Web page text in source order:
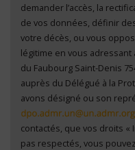
demander l’accès, la
de vos données, définir
votre décès, ou vous
légitime en vous adressant
du Faubourg Saint-Denis
auprès du Délégué à la
avons désigné ou son
contactés, que vos droits
pas respectés, vous